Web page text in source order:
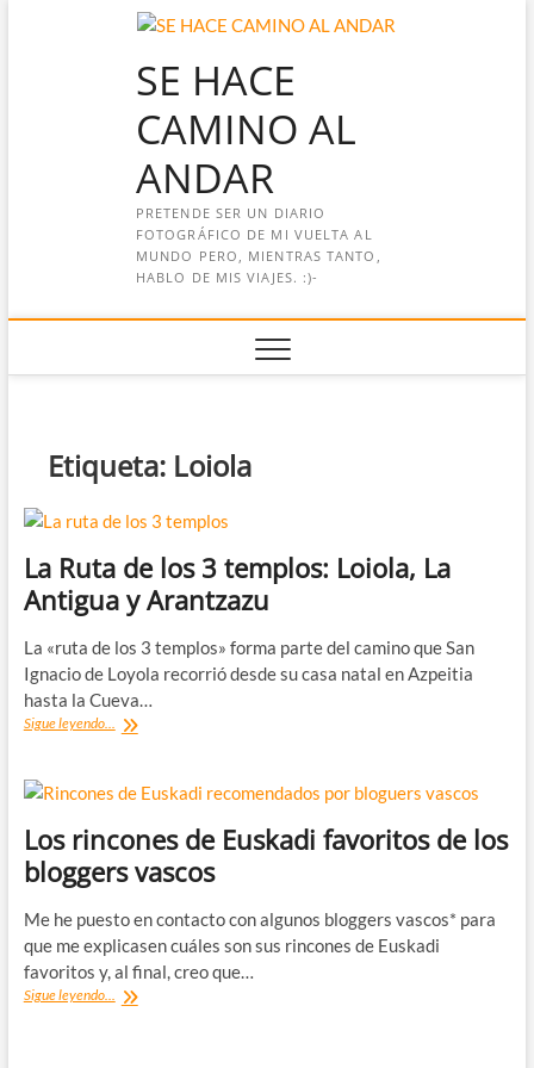
SE HACE
CAMINO AL
ANDAR
PRETENDE SER UN DIARIO
FOTOGRÁFICO DE MI VUELTA AL
MUNDO PERO, MIENTRAS TANTO,
HABLO DE MIS VIAJES. :)-
Etiqueta: Loiola
La Ruta de los 3 templos: Loiola, La
Antigua y Arantzazu
La «ruta de los 3 templos» forma parte del camino que San
Ignacio de Loyola recorrió desde su casa natal en Azpeitia
hasta la Cueva…
Sigue leyendo... La
los
Loiola,
La
y
Arantzazu
Los rincones de Euskadi favoritos de los
bloggers vascos
Me he puesto en contacto con algunos bloggers vascos* para
que me explicasen cuáles son sus rincones de Euskadi
favoritos y, al final, creo que…
Sigue leyendo... Los